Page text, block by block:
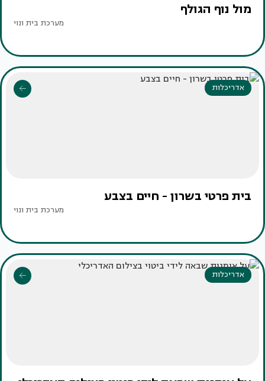
מול נוף הגולף
מערכת בית ונוי
אדריכלות
בית פרטי בשרון - חיים בצבע
מערכת בית ונוי
אדריכלות